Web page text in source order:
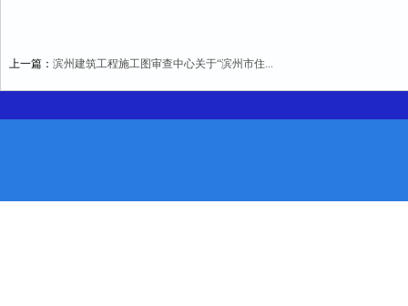
上一篇： 滨州建筑工程施工图审查中心关于“滨州市住...